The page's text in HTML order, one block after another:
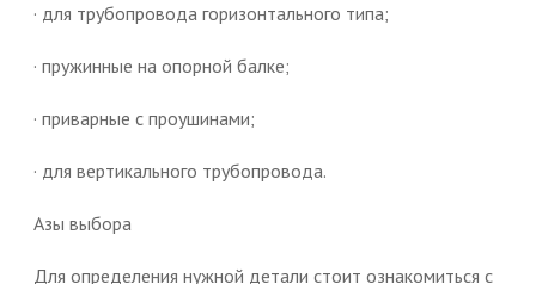
· для трубопровода горизонтального типа;
· пружинные на опорной балке;
· приварные с проушинами;
· для вертикального трубопровода.
Азы выбора
Для определения нужной детали стоит ознакомиться с